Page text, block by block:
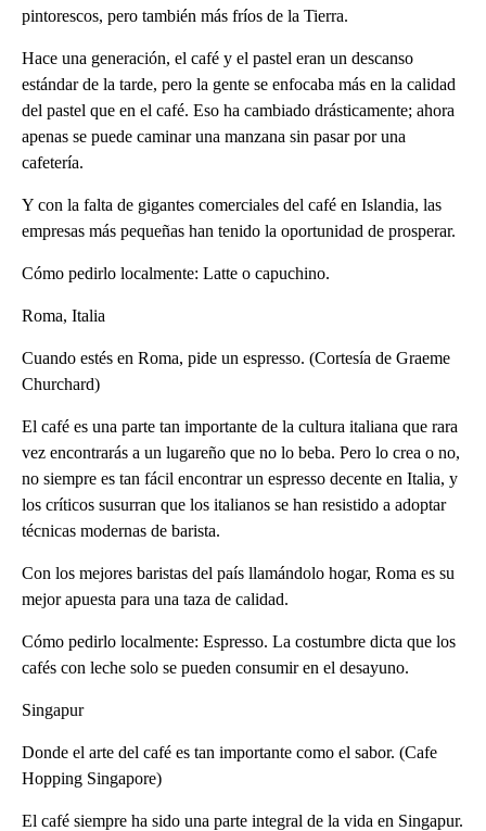
pintorescos, pero también más fríos de la Tierra.
Hace una generación, el café y el pastel eran un descanso
estándar de la tarde, pero la gente se enfocaba más en la calidad
del pastel que en el café. Eso ha cambiado drásticamente; ahora
apenas se puede caminar una manzana sin pasar por una
cafetería.
Y con la falta de gigantes comerciales del café en Islandia, las
empresas más pequeñas han tenido la oportunidad de prosperar.
Cómo pedirlo localmente: Latte o capuchino.
Roma, Italia
Cuando estés en Roma, pide un espresso. (Cortesía de Graeme
Churchard)
El café es una parte tan importante de la cultura italiana que rara
vez encontrarás a un lugareño que no lo beba. Pero lo crea o no,
no siempre es tan fácil encontrar un espresso decente en Italia, y
los críticos susurran que los italianos se han resistido a adoptar
técnicas modernas de barista.
Con los mejores baristas del país llamándolo hogar, Roma es su
mejor apuesta para una taza de calidad.
Cómo pedirlo localmente: Espresso. La costumbre dicta que los
cafés con leche solo se pueden consumir en el desayuno.
Singapur
Donde el arte del café es tan importante como el sabor. (Cafe
Hopping Singapore)
El café siempre ha sido una parte integral de la vida en Singapur.